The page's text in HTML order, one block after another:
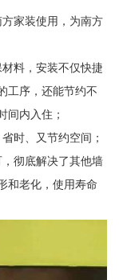
家装使用，为南方
料，安装不仅快捷
工序，还能节约不
间内入住；
时、又节约空间；
彻底解决了其他墙
和老化，使用寿命